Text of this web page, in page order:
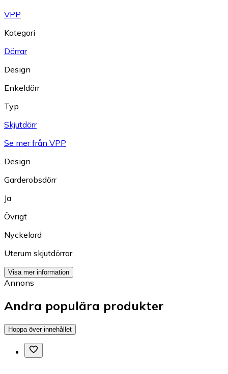
VPP
Kategori
Dörrar
Design
Enkeldörr
Typ
Skjutdörr
Se mer från VPP
Design
Garderobsdörr
Ja
Övrigt
Nyckelord
Uterum skjutdörrar
Visa mer information
Annons
Andra populära produkter
Hoppa över innehållet